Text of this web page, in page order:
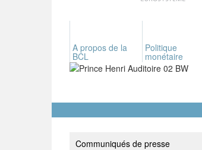
A propos de la
BCL
Politique
monétaire
Communiqués de presse